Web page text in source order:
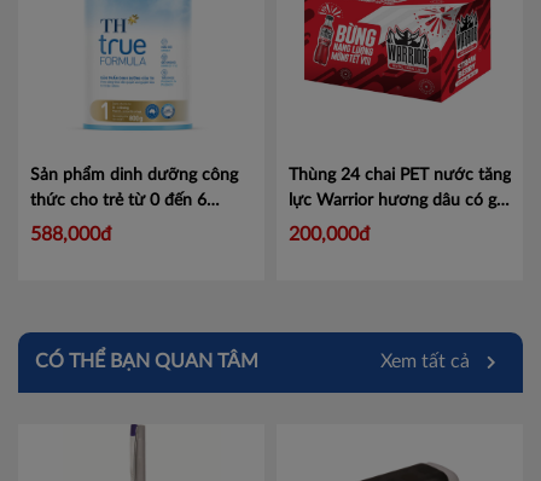
Sản phẩm dinh dưỡng công
thức cho trẻ từ 0 đến 6
tháng tuổi TH true Formula 1
588,000đ
Thùng 24 chai PET nước tăng
lực Warrior hương dâu có ga
330ml
200,000đ
CÓ THỂ BẠN QUAN TÂM Xem tất cả